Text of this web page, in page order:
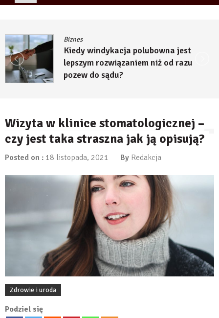
Biznes
Kiedy windykacja polubowna jest
lepszym rozwiązaniem niż od razu
pozew do sądu?
Wizyta w klinice stomatologicznej –
czy jest taka straszna jak ją opisują?
Posted on : 18 listopada, 2021 By Redakcja
Zdrowie i uroda
Podziel się